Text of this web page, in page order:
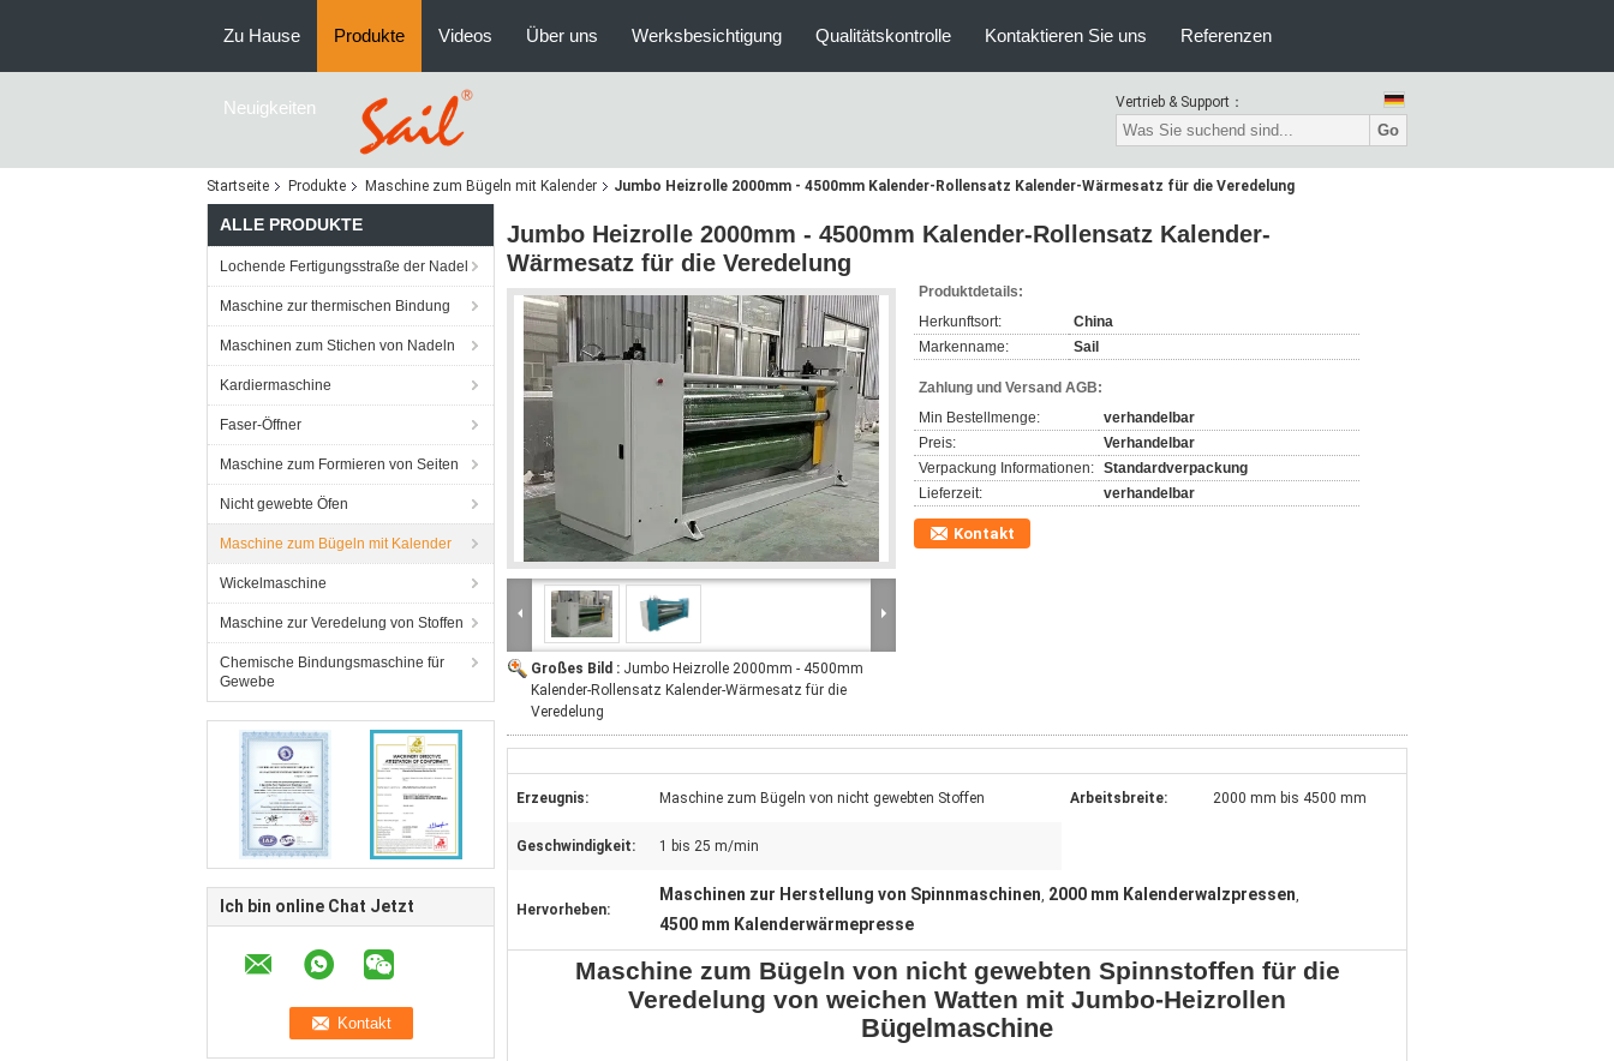
Zu Hause Produkte Videos Über uns Werksbesichtigung Qualitätskontrolle Kontaktieren Sie uns Referenzen
Neuigkeiten Vertrieb & Support：
Go
Startseite Produkte Maschine zum Bügeln mit Kalender Jumbo Heizrolle 2000mm - 4500mm Kalender-Rollensatz Kalender-Wärmesatz für die Veredelung
ALLE PRODUKTE
Lochende Fertigungsstraße der Nadel
Maschine zur thermischen Bindung
Maschinen zum Stichen von Nadeln
Kardiermaschine
Faser-Öffner
Maschine zum Formieren von Seiten
Nicht gewebte Öfen
Maschine zum Bügeln mit Kalender
Wickelmaschine
Maschine zur Veredelung von Stoffen
Chemische Bindungsmaschine für
Gewebe
Ich bin online Chat Jetzt
Jumbo Heizrolle 2000mm - 4500mm Kalender-Rollensatz Kalender-
Wärmesatz für die Veredelung
Großes Bild : Jumbo Heizrolle 2000mm - 4500mm
Kalender-Rollensatz Kalender-Wärmesatz für die
Veredelung
Produktdetails:
Herkunftsort:
China
Markenname:
Sail
Zahlung und Versand AGB:
Min Bestellmenge:
verhandelbar
Preis:
Verhandelbar
Verpackung Informationen: Standardverpackung
Lieferzeit:
verhandelbar
Kontakt
Erzeugnis: Maschine zum Bügeln von nicht gewebten Stoffen Arbeitsbreite: 2000 mm bis 4500 mm
Geschwindigkeit: 1 bis 25 m/min
Hervorheben:
Maschinen zur Herstellung von Spinnmaschinen, 2000 mm Kalenderwalzpressen,
4500 mm Kalenderwärmepresse
Maschine zum Bügeln von nicht gewebten Spinnstoffen für die
Veredelung von weichen Watten mit Jumbo-Heizrollen
Bügelmaschine